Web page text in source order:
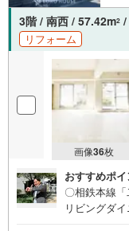
3階 / 南西 / 57.42m2
リフォーム
画像36枚
おすすめポイ
〇相鉄本線
リビングダ